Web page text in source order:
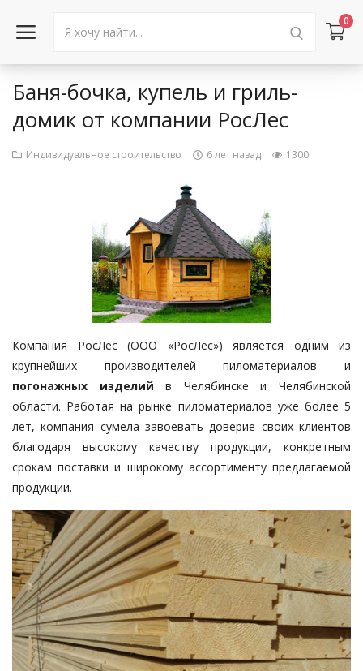
0
Войти в аккаунт
Объявления
Город: Колумбус
Баня-бочка, купель и гриль-
домик от компании РосЛес
Индивидуальное строительство 6 лет назад 1300
Компания РосЛес (ООО «РосЛес») является одним из
крупнейших производителей пиломатериалов и
погонажных изделий в Челябинске и Челябинской
области. Работая на рынке пиломатериалов уже более 5
лет, компания сумела завоевать доверие своих клиентов
благодаря высокому качеству продукции, конкретным
срокам поставки и широкому ассортименту предлагаемой
продукции.